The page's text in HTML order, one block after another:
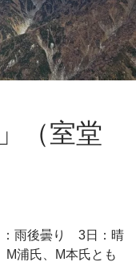
（室堂
雨後曇り 3日：晴
浦氏、M本氏とも